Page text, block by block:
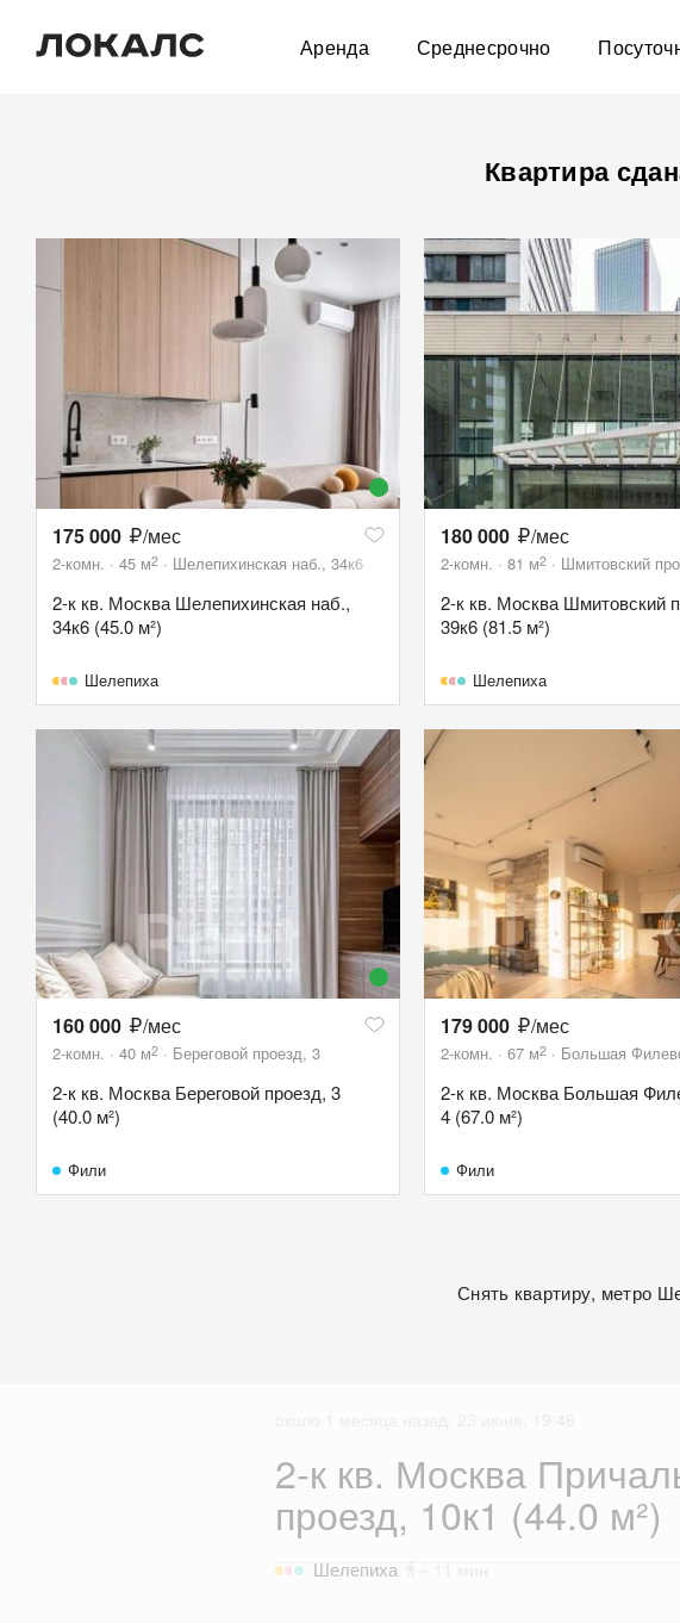
Аренда Среднесрочно
Квартира
175 000 /мес
2-комн. 45 м2 Шелепихинская наб., 34к6
2-к кв. Москва Шелепихинская наб.,
34к6 (45.0 м²)
Шелепиха
180 000 /мес
2-комн. 81 м2 Шмитовский
2-к кв. Москва Шмитовский
39к6 (81.5 м²)
Шелепиха
160 000 /мес
2-комн. 40 м2 Береговой проезд, 3
2-к кв. Москва Береговой проезд, 3
(40.0 м²)
Фили
179 000 /мес
2-комн. 67 м2 Большая
2-к кв. Москва Большая
4 (67.0 м²)
Фили
Снять квартиру, метро
2-к кв. Москва
проезд, 10к1 (44.0 м²)
Шелепиха